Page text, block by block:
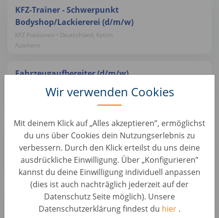
Wir verwenden Cookies
Mit deinem Klick auf „Alles akzeptieren”, ermöglichst
du uns über Cookies dein Nutzungserlebnis zu
verbessern. Durch den Klick erteilst du uns deine
ausdrückliche Einwilligung. Über „Konfigurieren”
kannst du deine Einwilligung individuell anpassen
(dies ist auch nachträglich jederzeit auf der
Datenschutz Seite möglich). Unsere
Datenschutzerklärung findest du hier .
KFZ-Trainer - Schwerpunkt
Bodyshop/Lackiererei (d/m/w)
KFZ Positionen • Deutschland, Ketzin
Autohero
Fahrzeugaufbereiter (d/m/w)
KFZ Positionen • Deutschland, Ketzin
Mobiler KFZ-Trainer / Lackierer / Meister für
Lackiererei (d/m/w)
KFZ Positionen • Deutschland, Berlin
Autohero
KFZ-Mechatroniker / Meister (m/w/d) – Pkw-
Wartung & Reparatur
KFZ Positionen • Deutschland, Ketzin